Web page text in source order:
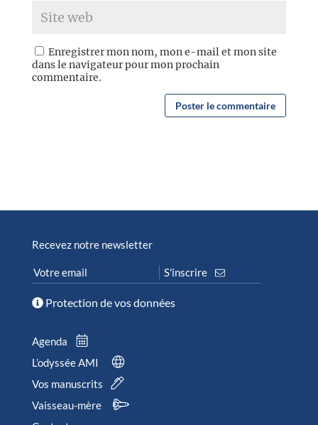
Enregistrer mon nom, mon e-mail et mon site
dans le navigateur pour mon prochain
commentaire.
Recevez notre newsletter
Protection de vos données
Agenda
L’odyssée AMI
Vos manuscrits
Vaisseau-mère